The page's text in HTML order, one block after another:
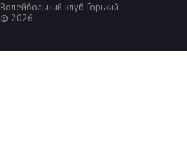
Волейбольный клуб Горький
© 2026